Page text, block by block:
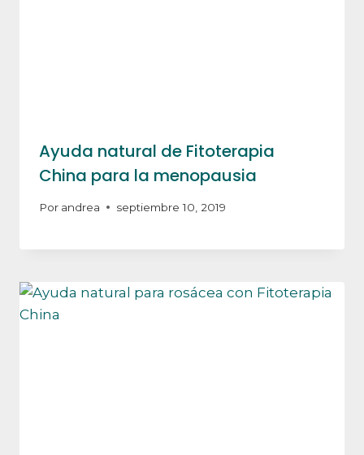
Ayuda natural de Fitoterapia
China para la menopausia
Por andrea septiembre 10, 2019